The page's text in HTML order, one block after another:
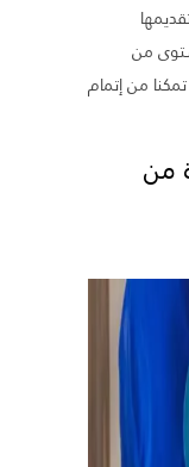
من
من إتمام
من